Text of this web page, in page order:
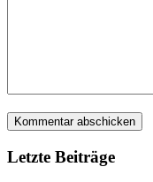
Letzte Beiträge